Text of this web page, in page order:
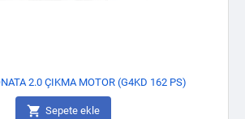
2.0 ÇIKMA MOTOR (G4KD 162 PS)
 Sepete ekle